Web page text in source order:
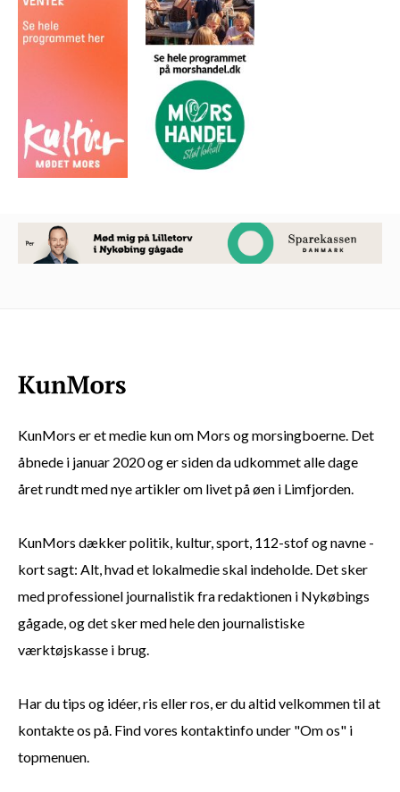
KunMors er et medie kun om Mors og morsingboerne. Det
åbnede i januar 2020 og er siden da udkommet alle dage
året rundt med nye artikler om livet på øen i Limfjorden.
KunMors dækker politik, kultur, sport, 112-stof og navne -
kort sagt: Alt, hvad et lokalmedie skal indeholde. Det sker
med professionel journalistik fra redaktionen i Nykøbings
gågade, og det sker med hele den journalistiske
værktøjskasse i brug.
Har du tips og idéer, ris eller ros, er du altid velkommen til at
kontakte os på. Find vores kontaktinfo under "Om os" i
topmenuen.